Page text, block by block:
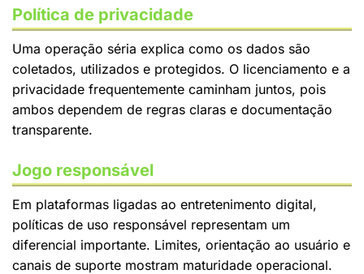
Política de privacidade
Uma operação séria explica como os dados são
coletados, utilizados e protegidos. O licenciamento e a
privacidade frequentemente caminham juntos, pois
ambos dependem de regras claras e documentação
transparente.
Jogo responsável
Em plataformas ligadas ao entretenimento digital,
políticas de uso responsável representam um
diferencial importante. Limites, orientação ao usuário e
canais de suporte mostram maturidade operacional.